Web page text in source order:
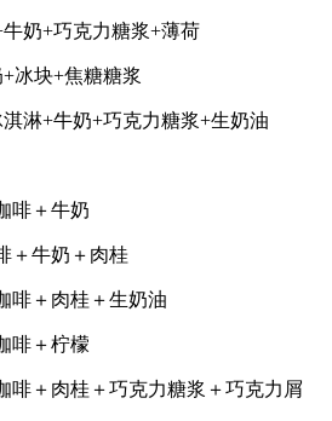
奶+巧克力糖浆+薄荷
冰块+焦糖糖浆
淋+牛奶+巧克力糖浆+生奶油
啡＋牛奶
＋牛奶＋肉桂
啡＋肉桂＋生奶油
啡＋柠檬
啡＋肉桂＋巧克力糖浆＋巧克力屑